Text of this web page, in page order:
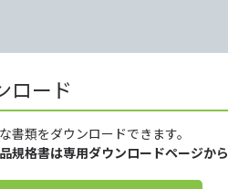
ロード
書類をダウンロードできます。
規格書は専用ダウンロードページから